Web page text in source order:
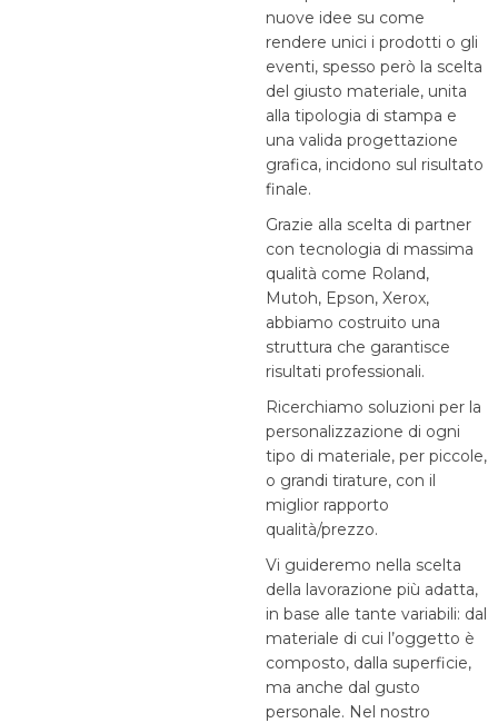
nuove idee su come
rendere unici i prodotti o gli
eventi, spesso però la scelta
del giusto materiale, unita
alla tipologia di stampa e
una valida progettazione
grafica, incidono sul risultato
finale.
Grazie alla scelta di partner
con tecnologia di massima
qualità come Roland,
Mutoh, Epson, Xerox,
abbiamo costruito una
struttura che garantisce
risultati professionali.
Ricerchiamo soluzioni per la
personalizzazione di ogni
tipo di materiale, per piccole,
o grandi tirature, con il
miglior rapporto
qualità/prezzo.
Vi guideremo nella scelta
della lavorazione più adatta,
in base alle tante variabili: dal
materiale di cui l’oggetto è
composto, dalla superficie,
ma anche dal gusto
personale. Nel nostro